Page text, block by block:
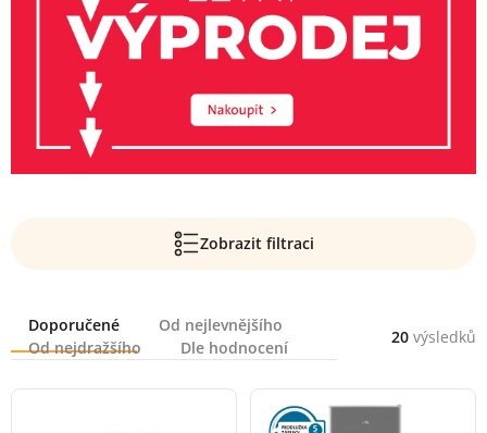
Zobrazit filtraci
Řazení
Doporučené
Od nejlevnějšího
Od nejdražšího
Dle hodnocení
20 výsledků